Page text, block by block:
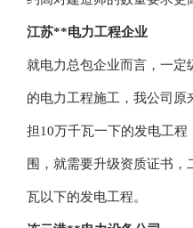
江苏**电力工程企业
就电力总包企业而言，一定
的电力工程施工，我公司
担10万千瓦一下的发电工
围，就需要升级资质证书
瓦以下的发电工程。